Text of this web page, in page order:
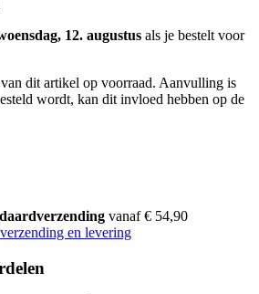
12. augustus als je bestelt voor
dit artikel op voorraad. Aanvulling is
wordt, kan dit invloed hebben op de
vanaf € 54,90
en levering